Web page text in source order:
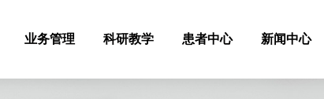
业务管理 科研教学 患者中心 新闻中心